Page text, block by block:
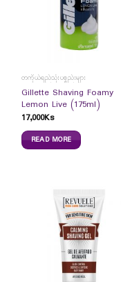
တကိုယ်ရည်သုံးပစ္စည်းများ
Gillette Shaving Foamy
Lemon Live (175ml)
17,000Ks
READ MORE